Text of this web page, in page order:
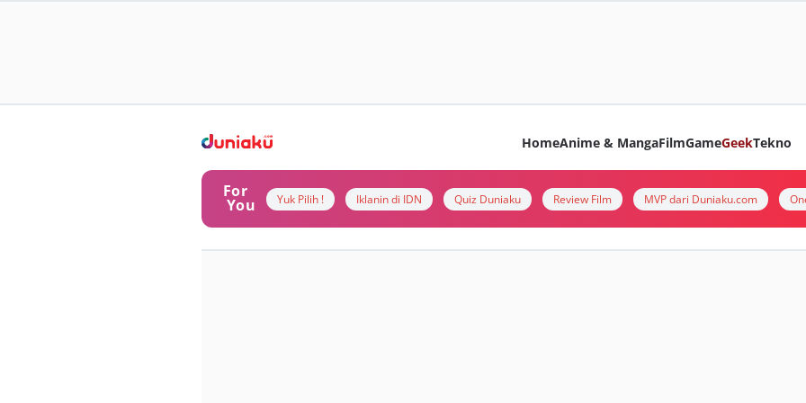
HomeAnime & MangaFilmGameGeekTekno
For
You Yuk Pilih ! Iklanin di IDN Quiz Duniaku Review Film MVP dari Duniaku.com